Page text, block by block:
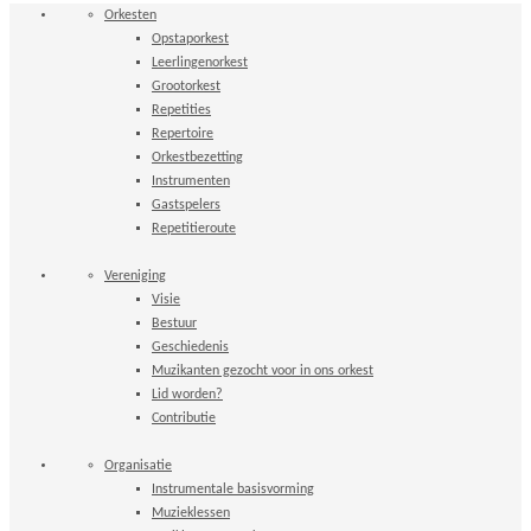
Orkesten
Opstaporkest
Leerlingenorkest
Grootorkest
Repetities
Repertoire
Orkestbezetting
Instrumenten
Gastspelers
Repetitieroute
Vereniging
Visie
Bestuur
Geschiedenis
Muzikanten gezocht voor in ons orkest
Lid worden?
Contributie
Organisatie
Instrumentale basisvorming
Muzieklessen